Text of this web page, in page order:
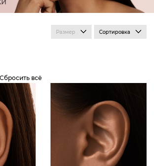
Размер Сортировка
Сбросить всё